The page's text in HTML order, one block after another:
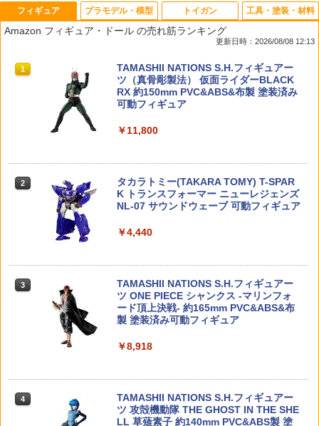
1
光栄堂 ランドスポンジ【最短営業日発
送】極細 混色 着色スポンジ 樹木 芝 細
植栽表現 樹木模型 ミニチュアツリー 鉄
イド材料
￥528
￥2,770
￥2,944
ゴッドハンド ショートパワーピンバイス
￥3,304
1
【メディコム・トイ公式】BE@RBRICK
EIFFEL TOWER 100％ & 400％ TWILIG
HT Ver. ベアブリック フィギュア 人気
き物 ホビー インテリア グッズ ギフト プ
レゼント 楽天 定価 新品
￥24,200
0％ ベアブリック フィギュア 人気 おも
ちゃ おしゃれ かわいい 玩具 人形 置き物
ホビー インテリア グッズ ギフト プレゼ
BANDAI SPIRITS(バンダイ スピリッツ)
DX超合金 超時空要塞マクロス VF-1S バ
ルキリー ロイ・フォッカースペシャル
スト&PVC製 塗装済み可動フィギュア 45
1
【外装の磨きやプラスティック、ゴムパ
ーツの潤滑】 東京マルイ シリコンメン
テナンススプレー 70ml★電動ガン・ガ
￥528
Maple Leaf MR.HOP シリコン ホップア
カスタム
￥950
入り
￥1,430
￥1,564
1
ミニドローン専用充電器 充電ケーブル1
本
線/総武線おもちゃ こども 子供 知育 勉強
もちゃ こども 子供 知育 勉強 3歳
2mmアルミロックナット（ブラック5
【全品5%ポイント】マジックフライング
フィギュア
Amazon フィギュア・ドール の売れ筋ランキング
更新日時：2026/08/08 12:13
1
TAMASHII NATIONS S.H.フィギュアー
ツ（真骨彫製法） 仮面ライダーBLACK
RX 約150mm PVC&ABS&布製 塗装済み
可動フィギュア
￥11,800
2
タカラトミー(TAKARA TOMY) T-SPAR
K トランスフォーマー ニューレジェンズ
NL-07 サウンドウェーブ 可動フィギュア
￥4,440
3
TAMASHII NATIONS S.H.フィギュアー
ツ ONE PIECE シャンクス -マリンフォ
ード頂上決戦- 約165mm PVC&ABS&布
製 塗装済み可動フィギュア
￥8,918
4
TAMASHII NATIONS S.H.フィギュアー
ツ 攻殻機動隊 THE GHOST IN THE SHE
LL 草薙素子 約140mm PVC&ABS製 塗
プラモデル・模型 トイガン 工具・塗装・材料